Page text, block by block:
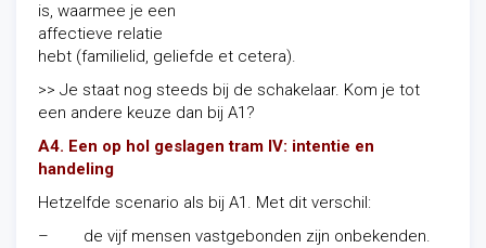
is, waarmee je een
affectieve relatie
hebt (familielid, geliefde et cetera).
>> Je staat nog steeds bij de schakelaar. Kom je tot
een andere keuze dan bij A1?
A4. Een op hol geslagen tram IV: intentie en
handeling
Hetzelfde scenario als bij A1. Met dit verschil:
– de vijf mensen vastgebonden zijn onbekenden.